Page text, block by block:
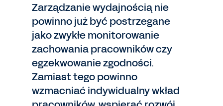
Zarządzanie wydajnością nie
powinno już być postrzegane
jako zwykłe monitorowanie
zachowania pracowników czy
egzekwowanie zgodności.
Zamiast tego powinno
wzmacniać indywidualny wkład